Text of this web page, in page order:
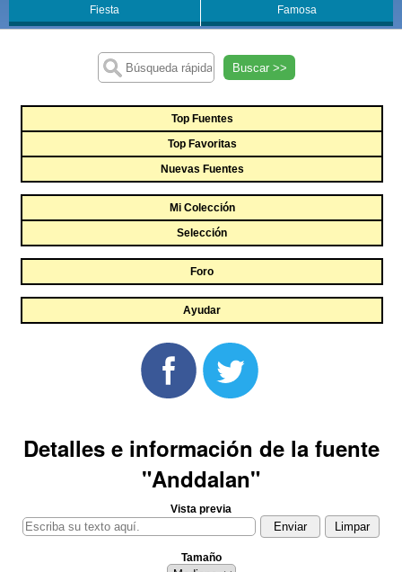
Fiesta Famosa
Buscar >>
Top Fuentes
Top Favoritas
Nuevas Fuentes
Mi Colección
Selección
Foro
Ayudar
Detalles e información de la fuente
"Anddalan"
Vista previa
Tamaño